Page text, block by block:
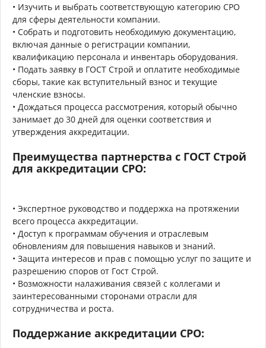
• Изучить и выбрать соответствующую категорию СРО
для сферы деятельности компании.
• Собрать и подготовить необходимую документацию,
включая данные о регистрации компании,
квалификацию персонала и инвентарь оборудования.
• Подать заявку в ГОСТ Строй и оплатите необходимые
сборы, такие как вступительный взнос и текущие
членские взносы.
• Дождаться процесса рассмотрения, который обычно
занимает до 30 дней для оценки соответствия и
утверждения аккредитации.
Преимущества партнерства с ГОСТ Строй
для аккредитации СРО:
• Экспертное руководство и поддержка на протяжении
всего процесса аккредитации.
• Доступ к программам обучения и отраслевым
обновлениям для повышения навыков и знаний.
• Защита интересов и прав с помощью услуг по защите и
разрешению споров от Гост Строй.
• Возможности налаживания связей с коллегами и
заинтересованными сторонами отрасли для
сотрудничества и роста.
Поддержание аккредитации СРО: